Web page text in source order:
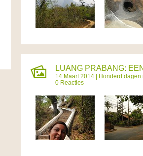
LUANG PRABANG:
14 Maart 2014 | Honderd dagen
0 Reacties